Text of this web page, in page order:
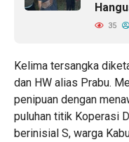
35
Kelima tersangka
dan HW alias Prabu.
penipuan dengan
puluhan titik Koperasi
berinisial S, warga